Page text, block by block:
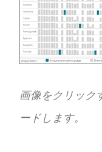
画像をクリック
ードします。